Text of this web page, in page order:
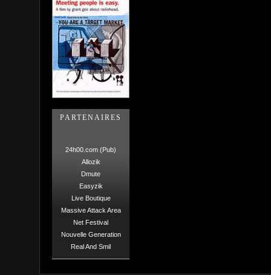
PARTENAIRES
24h00.com (Pub)
Allozik
Dmute
Easyzik
Live Boutique
Massive Attack Area
Net Festival
Nouvelle Generation
Real And Smil